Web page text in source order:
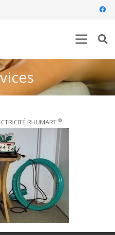
RHUMART ®